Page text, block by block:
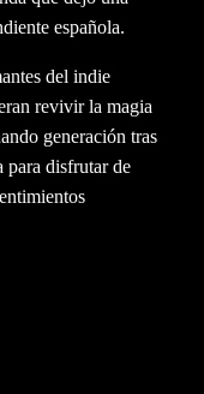
española.
del indie
revivir la magia
generación tras
para disfrutar de